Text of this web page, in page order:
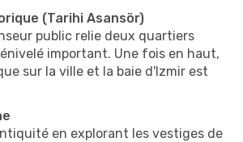
(Tarihi Asansör)
public relie deux quartiers
important. Une fois en haut,
sur la ville et la baie d'Izmir est
en explorant les vestiges de